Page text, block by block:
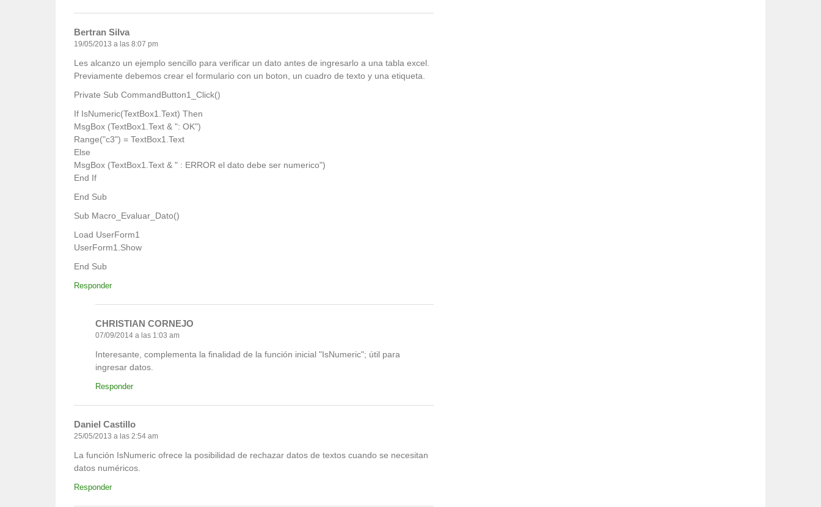
Bertran Silva
19/05/2013 a las 8:07 pm
Les alcanzo un ejemplo sencillo para verificar un dato antes de ingresarlo a una tabla excel.
Previamente debemos crear el formulario con un boton, un cuadro de texto y una etiqueta.
Private Sub CommandButton1_Click()
If IsNumeric(TextBox1.Text) Then
MsgBox (TextBox1.Text & ": OK")
Range("c3") = TextBox1.Text
Else
MsgBox (TextBox1.Text & " : ERROR el dato debe ser numerico")
End If
End Sub
Sub Macro_Evaluar_Dato()
Load UserForm1
UserForm1.Show
End Sub
Responder
CHRISTIAN CORNEJO
07/09/2014 a las 1:03 am
Interesante, complementa la finalidad de la función inicial "IsNumeric"; útil para
ingresar datos.
Responder
Daniel Castillo
25/05/2013 a las 2:54 am
La función IsNumeric ofrece la posibilidad de rechazar datos de textos cuando se necesitan
datos numéricos.
Responder